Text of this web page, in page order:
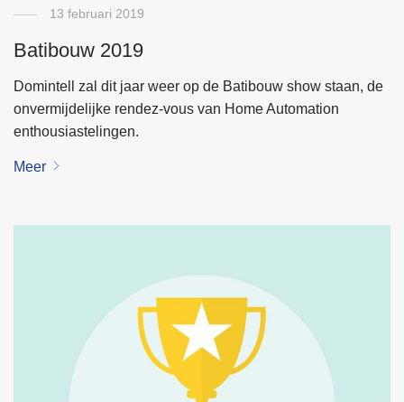
13 februari 2019
Batibouw 2019
Domintell zal dit jaar weer op de Batibouw show staan, de
onvermijdelijke rendez-vous van Home Automation
enthousiastelingen.
Meer